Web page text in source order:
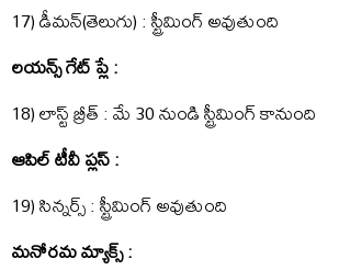
17) డీమన్(తెలుగు) : స్ట్రీమింగ్ అవుతుంది
లయన్స్ గేట్ ప్లే :
18) లాస్ట్ బ్రీత్ : మే 30 నుండి స్ట్రీమింగ్ కానుంది
ఆపిల్ టీవీ ప్లస్ :
19) సిన్నర్స్ : స్ట్రీమింగ్ అవుతుంది
మనోరమ మ్యాక్స్ :